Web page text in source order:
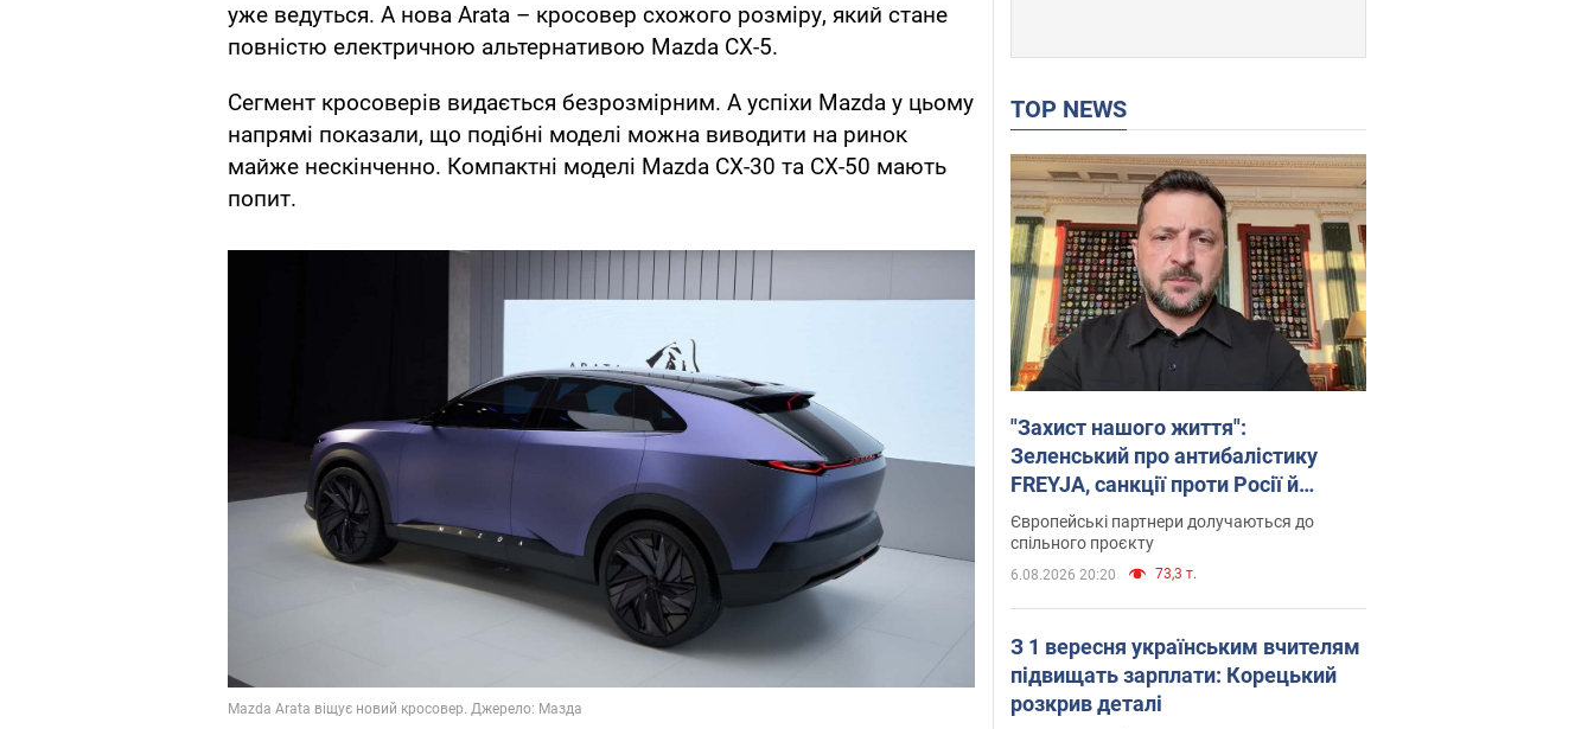
уже ведуться. А нова Arata – кросовер схожого розміру, який стане
повністю електричною альтернативою Mazda CX-5.
Сегмент кросоверів видається безрозмірним. А успіхи Mazda у цьому
напрямі показали, що подібні моделі можна виводити на ринок
майже нескінченно. Компактні моделі Mazda CX-30 та CX-50 мають
попит.
TOP NEWS
"Захист нашого життя":
Зеленський про антибалістику
FREYJA, санкції проти Росії й
підтримку аграріїв. Відео
Європейські партнери долучаються до
спільного проєкту
6.08.2026 20:20 73,3 т.
З 1 вересня українським вчителям
підвищать зарплати: Корецький
розкрив деталі